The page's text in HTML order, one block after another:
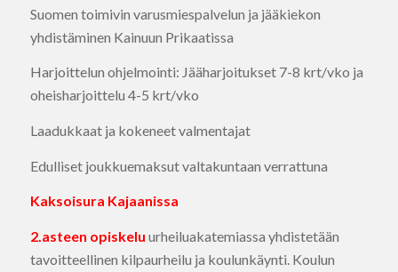
Suomen toimivin varusmiespalvelun ja jääkiekon
yhdistäminen Kainuun Prikaatissa
Harjoittelun ohjelmointi: Jääharjoitukset 7-8 krt/vko ja
oheisharjoittelu 4-5 krt/vko
Laadukkaat ja kokeneet valmentajat
Edulliset joukkuemaksut valtakuntaan verrattuna
Kaksoisura Kajaanissa
2.asteen opiskelu urheiluakatemiassa yhdistetään
tavoitteellinen kilpaurheilu ja koulunkäynti. Koulun